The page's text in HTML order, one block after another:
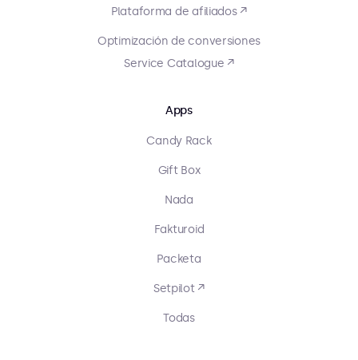
Plataforma de afiliados ↗
Optimización de conversiones
Service Catalogue ↗
Apps
Candy Rack
Gift Box
Nada
Fakturoid
Packeta
Setpilot ↗
Todas